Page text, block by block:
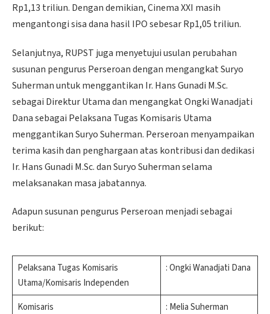
Rp1,13 triliun. Dengan demikian, Cinema XXI masih
mengantongi sisa dana hasil IPO sebesar Rp1,05 triliun.
Selanjutnya, RUPST juga menyetujui usulan perubahan
susunan pengurus Perseroan dengan mengangkat Suryo
Suherman untuk menggantikan Ir. Hans Gunadi M.Sc.
sebagai Direktur Utama dan mengangkat Ongki Wanadjati
Dana sebagai Pelaksana Tugas Komisaris Utama
menggantikan Suryo Suherman. Perseroan menyampaikan
terima kasih dan penghargaan atas kontribusi dan dedikasi
Ir. Hans Gunadi M.Sc. dan Suryo Suherman selama
melaksanakan masa jabatannya.
Adapun susunan pengurus Perseroan menjadi sebagai
berikut:
Pelaksana Tugas Komisaris
Utama/Komisaris Independen
: Ongki Wanadjati Dana
Komisaris
: Melia Suherman